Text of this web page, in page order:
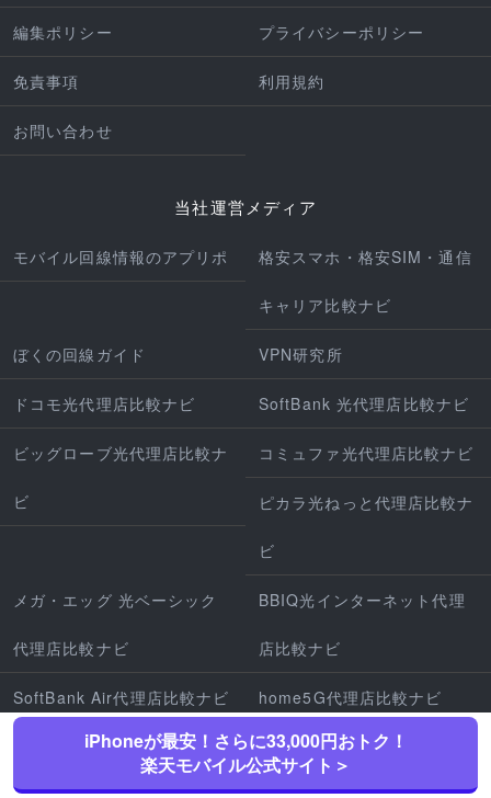
編集ポリシー プライバシーポリシー
免責事項 利用規約
お問い合わせ
当社運営メディア
モバイル回線情報のアプリポ 格安スマホ・格安SIM・通信
キャリア比較ナビ
ぼくの回線ガイド VPN研究所
ドコモ光代理店比較ナビ SoftBank 光代理店比較ナビ
ビッグローブ光代理店比較ナ
ビ
コミュファ光代理店比較ナビ
ピカラ光ねっと代理店比較ナ
ビ
メガ・エッグ 光ベーシック
代理店比較ナビ
BBIQ光インターネット代理
店比較ナビ
SoftBank Air代理店比較ナビ home5G代理店比較ナビ
4DPocket でんき比較ナビ
iPhoneが最安！さらに33,000円おトク！
楽天モバイル公式サイト＞